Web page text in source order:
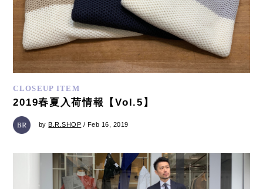
CLOSEUP ITEM
2019春夏入荷情報【Vol.5】
byB.R.SHOP / Feb 16, 2019